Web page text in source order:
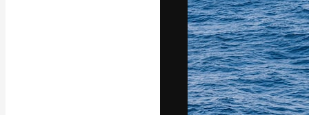
La piattaforma
migliori lavori.
creativi,
Italiano